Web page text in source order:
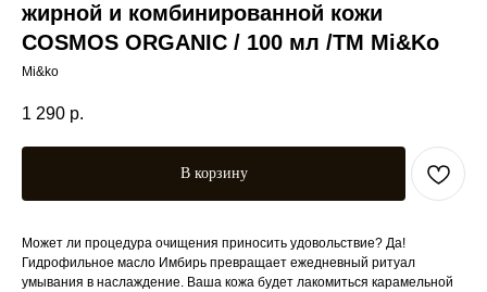
жирной и комбинированной кожи
COSMOS ORGANIC / 100 мл /ТМ Mi&Ko
Mi&ko
1 290 р.
В корзину
Может ли процедура очищения приносить удовольствие? Да!
Гидрофильное масло Имбирь превращает ежедневный ритуал
умывания в наслаждение. Ваша кожа будет лакомиться карамельной